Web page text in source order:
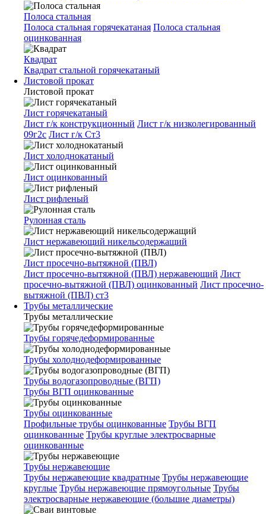
Полоса стальная
Полоса стальная горячекатаная Полоса стальная
оцинкованная
Квадрат
Квадрат стальной горячекатаный
Листовой прокат
Листовой прокат
Лист горячекатаный
Лист г/к конструкционный Лист г/к низколегированный
09г2с Лист г/к Ст3
Лист холоднокатаный
Лист оцинкованный
Лист рифленый
Рулонная сталь
Лист нержавеющий никельсодержащий
Лист просечно-вытяжной (ПВЛ)
Лист просечно-вытяжной (ПВЛ) нержавеющий Лист
просечно-вытяжной (ПВЛ) оцинкованный Лист просечно-
вытяжной (ПВЛ) ст3
Трубы металлические
Трубы металлические
Трубы горячедеформированные
Трубы холоднодеформированные
Трубы водогазопроводные (ВГП)
Трубы ВГП оцинкованные
Трубы оцинкованные
Профильные трубы оцинкованные Трубы ВГП
оцинкованные Трубы круглые электросварные
оцинкованные
Трубы нержавеющие
Трубы нержавеющие квадратные Трубы нержавеющие
круглые Трубы нержавеющие прямоугольные Трубы
электросварные нержавеющие (большие диаметры)